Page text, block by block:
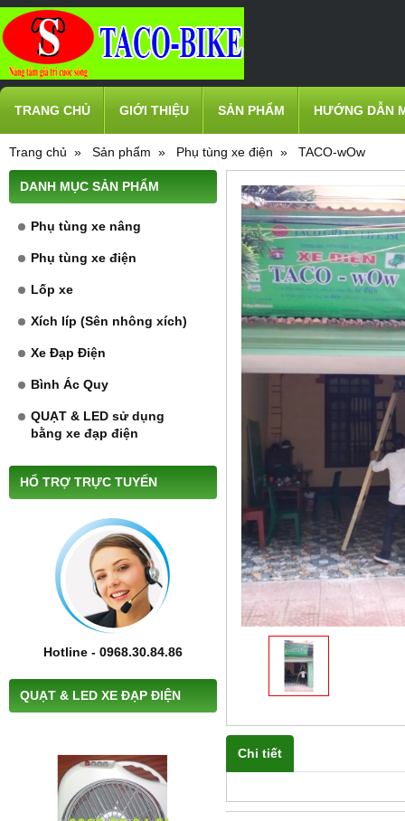
TRANG CHỦ GIỚI THIỆU SẢN PHẨM HƯỚNG DẪN
Trang chủ Sản phẩm Phụ tùng xe điện TACO-wOw
DANH MỤC SẢN PHẨM
Phụ tùng xe nâng
Phụ tùng xe điện
Lốp xe
Xích líp (Sên nhông xích)
Xe Đạp Điện
Bình Ác Quy
QUẠT & LED sử dụng
bằng xe đạp điện
HỔ TRỢ TRỰC TUYẾN
Hotline - 0968.30.84.86
QUẠT & LED XE ĐẠP ĐIỆN
Chi tiết